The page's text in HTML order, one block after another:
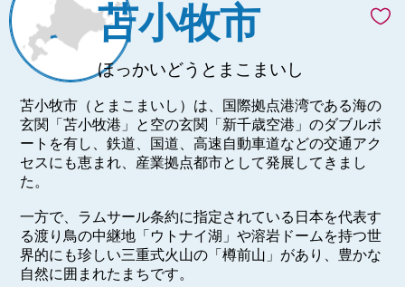
苫小牧市
ほっかいどうとまこまいし
苫小牧市（とまこまいし）は、国際拠点港湾である海の
玄関「苫小牧港」と空の玄関「新千歳空港」のダブルポ
ートを有し、鉄道、国道、高速自動車道などの交通アク
セスにも恵まれ、産業拠点都市として発展してきまし
た。
一方で、ラムサール条約に指定されている日本を代表す
る渡り鳥の中継地「ウトナイ湖」や溶岩ドームを持つ世
界的にも珍しい三重式火山の「樽前山」があり、豊かな
自然に囲まれたまちです。